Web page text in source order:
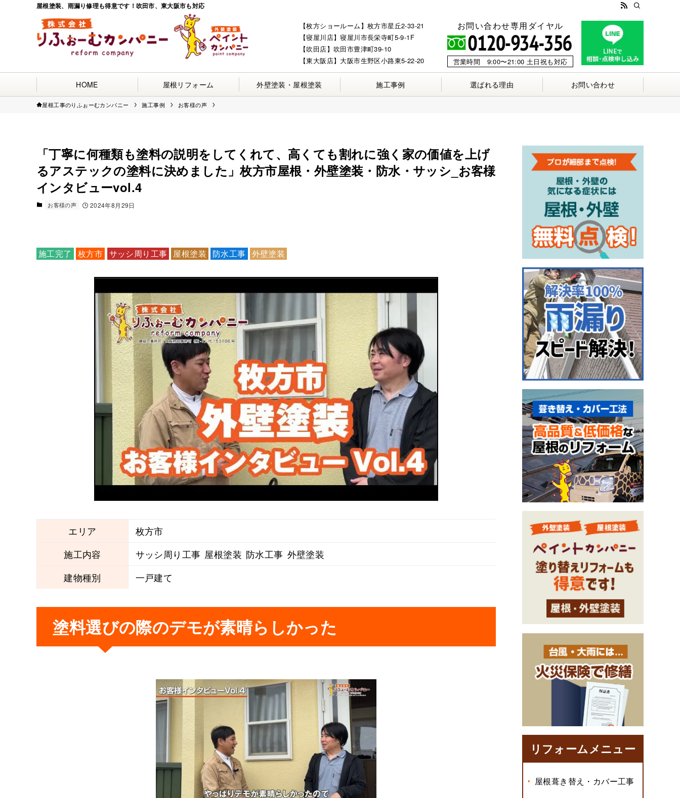
屋根塗装、雨漏り修理も得意です！吹田市、東大阪市も対応
HOME 屋根リフォーム 外壁塗装・屋根塗装 施工事例 選ばれる理由 お問い合わせ
【枚方ショールーム】枚方市星丘2-33-21
【寝屋川店】寝屋川市長栄寺町5-9-1F
【吹田店】吹田市豊津町39-10
【東大阪店】大阪市生野区小路東5-22-20
お問い合わせ専用ダイヤル
営業時間 9:00〜21:00 土日祝も対応
屋根工事のりふぉーむカンパニー 施工事例 お客様の声
「丁寧に何種類も塗料の説明をしてくれて、高くても割れに強く家の価値を上げ
るアステックの塗料に決めました」枚方市屋根・外壁塗装・防水・サッシ_お客様
インタビューvol.4
お客様の声 2024年8月29日
施工完了 枚方市 サッシ周り工事 屋根塗装 防水工事 外壁塗装
エリア
枚方市
施工内容
サッシ周り工事 屋根塗装 防水工事 外壁塗装
建物種別
一戸建て
塗料選びの際のデモが素晴らしかった
リフォームメニュー
屋根葺き替え・カバー工事